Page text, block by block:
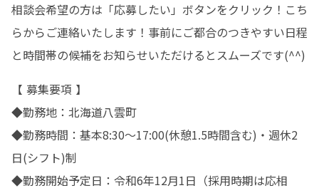
相談会希望の方は「応募したい」ボタンをクリック！こち
らからご連絡いたします！事前にご都合のつきやすい日程
と時間帯の候補をお知らせいただけるとスムーズです(^^)
【 募集要項 】
◆勤務地：北海道八雲町
◆勤務時間：基本8:30〜17:00(休憩1.5時間含む)・週休2
日(シフト)制
◆勤務開始予定日：令和6年12月1日（採用時期は応相